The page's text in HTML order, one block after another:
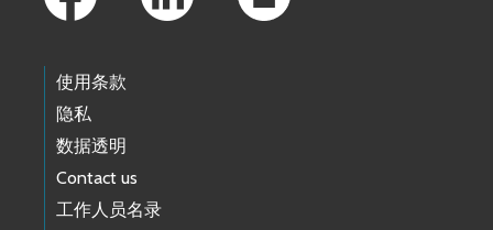
使用条款
隐私
数据透明
Contact us
工作人员名录